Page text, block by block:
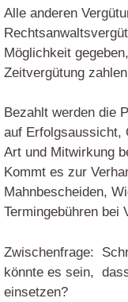
Alle anderen
Möglichkeit
Zeitvergütung
Bezahlt werden die
auf Erfolgsaussicht,
Art und Mitwirkung
Kommt es zur
Mahnbescheiden,
Termingebühren bei
Zwischenfrage:
könnte es sein,
einsetzen?